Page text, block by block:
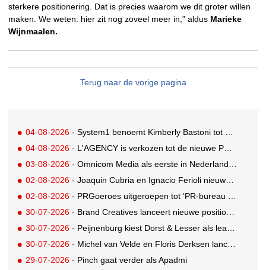
sterkere positionering. Dat is precies waarom we dit groter willen
maken. We weten: hier zit nog zoveel meer in,” aldus Marieke
Wijnmaalen.
Terug naar de vorige pagina
04-08-2026 - System1 benoemt Kimberly Bastoni tot Gobal Chief Commercial Officer
04-08-2026 - L'AGENCY is verkozen tot de nieuwe PR-partner van KoRo
03-08-2026 - Omnicom Media als eerste in Nederland actief met advertenties in ChatGPT
02-08-2026 - Joaquin Cubria en Ignacio Ferioli nieuwe Global CCO’s GUT, Renata Neumann Global Head of Production
02-08-2026 - PRGoeroes uitgeroepen tot ‘PR-bureau van het jaar 2026’
30-07-2026 - Brand Creatives lanceert nieuwe positionering: Create to Celebrate
30-07-2026 - Peijnenburg kiest Dorst & Lesser als lead social agency
30-07-2026 - Michel van Velde en Floris Derksen lanceren I.C.Y. group: drie specialistische bureaus, één visie op groei
29-07-2026 - Pinch gaat verder als Apadmi